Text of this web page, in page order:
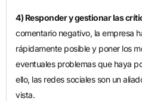
4) Responder y gestionar las
comentario negativo, la empresa
rápidamente posible y poner los
eventuales problemas que haya
ello, las redes sociales son un
vista.